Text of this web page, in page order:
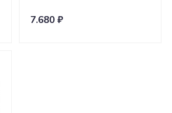
7.680 ₽